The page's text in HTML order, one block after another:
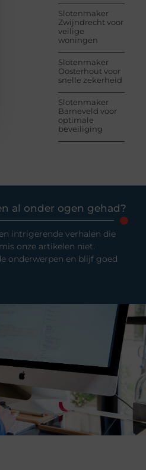
Slotenmaker
Zwijndrecht voor
veilige
woningen
Slotenmaker
Oosterhout voor
snelle zekerheid
Slotenmaker
Barneveld voor
optimale
beveiliging
al onder ogen gehad?
intrigerende verhalen die
onze artikelen niet.
onderwerpen en blijf goed